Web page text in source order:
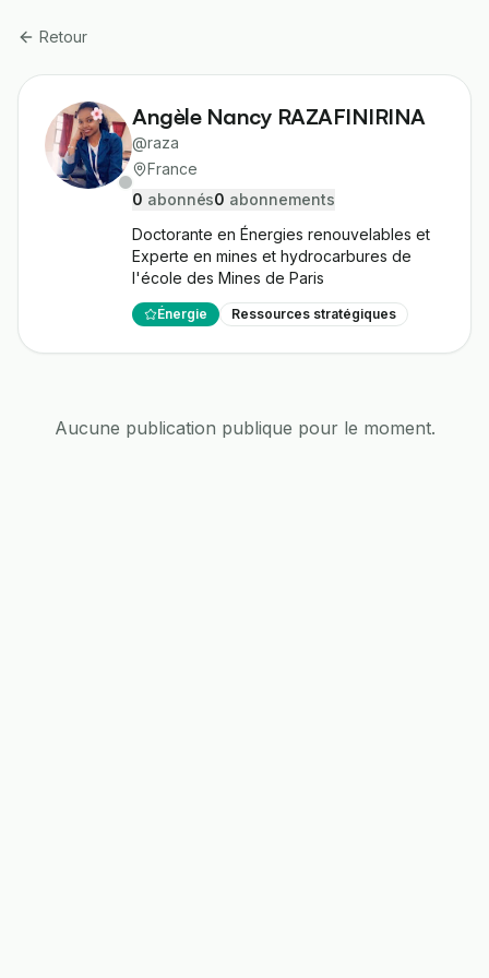
Retour
Angèle Nancy RAZAFINIRINA
@raza
France
0 abonnés0 abonnements
Doctorante en Énergies renouvelables et
Experte en mines et hydrocarbures de
l'école des Mines de Paris
Énergie Ressources stratégiques
Aucune publication publique pour le moment.